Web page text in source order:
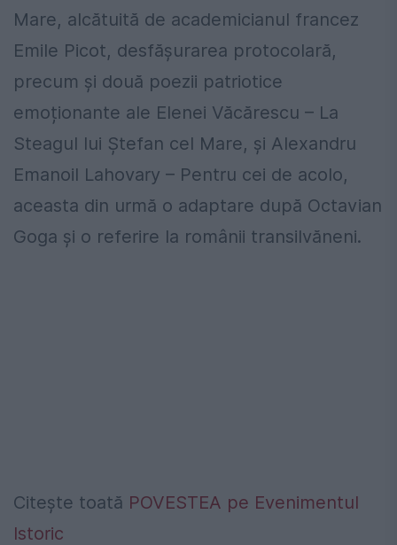
Mare, alcătuită de academicianul francez
Emile Picot, desfășurarea protocolară,
precum și două poezii patriotice
emoționante ale Elenei Văcărescu – La
Steagul lui Ștefan cel Mare, și Alexandru
Emanoil Lahovary – Pentru cei de acolo,
aceasta din urmă o adaptare după Octavian
Goga și o referire la românii transilvăneni.
Citește toată POVESTEA pe Evenimentul
Istoric